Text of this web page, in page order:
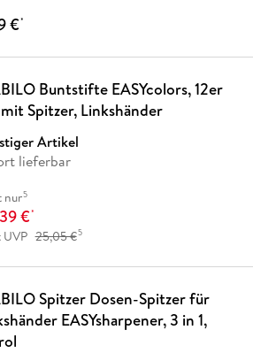
€*
Buntstifte EASYcolors, 12er
Spitzer, Linkshänder
Artikel
lieferbar
nur5
€*
25,05 €5
Spitzer Dosen-Spitzer für
EASYsharpener, 3 in 1,